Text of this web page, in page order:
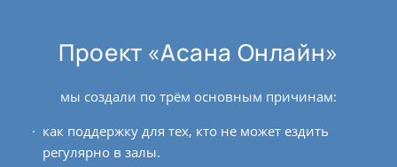
Проект «Асана Онлайн»
мы создали по трём основным причинам:
как поддержку для тех, кто не может ездить
регулярно в залы.